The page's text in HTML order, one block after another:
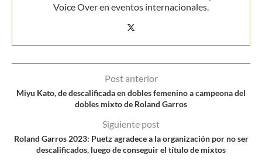
Voice Over en eventos internacionales.
Post anterior
Miyu Kato, de descalificada en dobles femenino a campeona del
dobles mixto de Roland Garros
Siguiente post
Roland Garros 2023: Puetz agradece a la organización por no ser
descalificados, luego de conseguir el título de mixtos